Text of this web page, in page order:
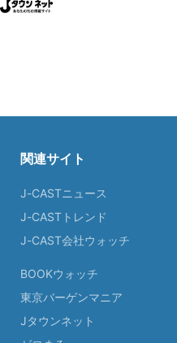
関連サイト
J-CASTニュース
J-CASTトレンド
J-CAST会社ウォッチ
BOOKウォッチ
東京バーゲンマニア
Jタウンネット